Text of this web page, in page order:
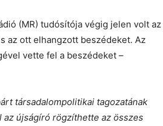
(MR) tudósítója végig jelen volt az
az ott elhangzott beszédeket. Az
vette fel a beszédeket –
társadalompolitikai tagozatának
újságíró rögzíthette az összes